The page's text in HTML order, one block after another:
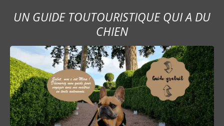
UN GUIDE TOUTOURISTIQUE QUI A DU
CHIEN